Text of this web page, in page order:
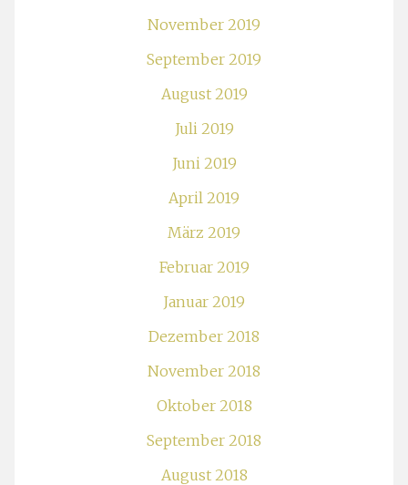
November 2019
September 2019
August 2019
Juli 2019
Juni 2019
April 2019
März 2019
Februar 2019
Januar 2019
Dezember 2018
November 2018
Oktober 2018
September 2018
August 2018